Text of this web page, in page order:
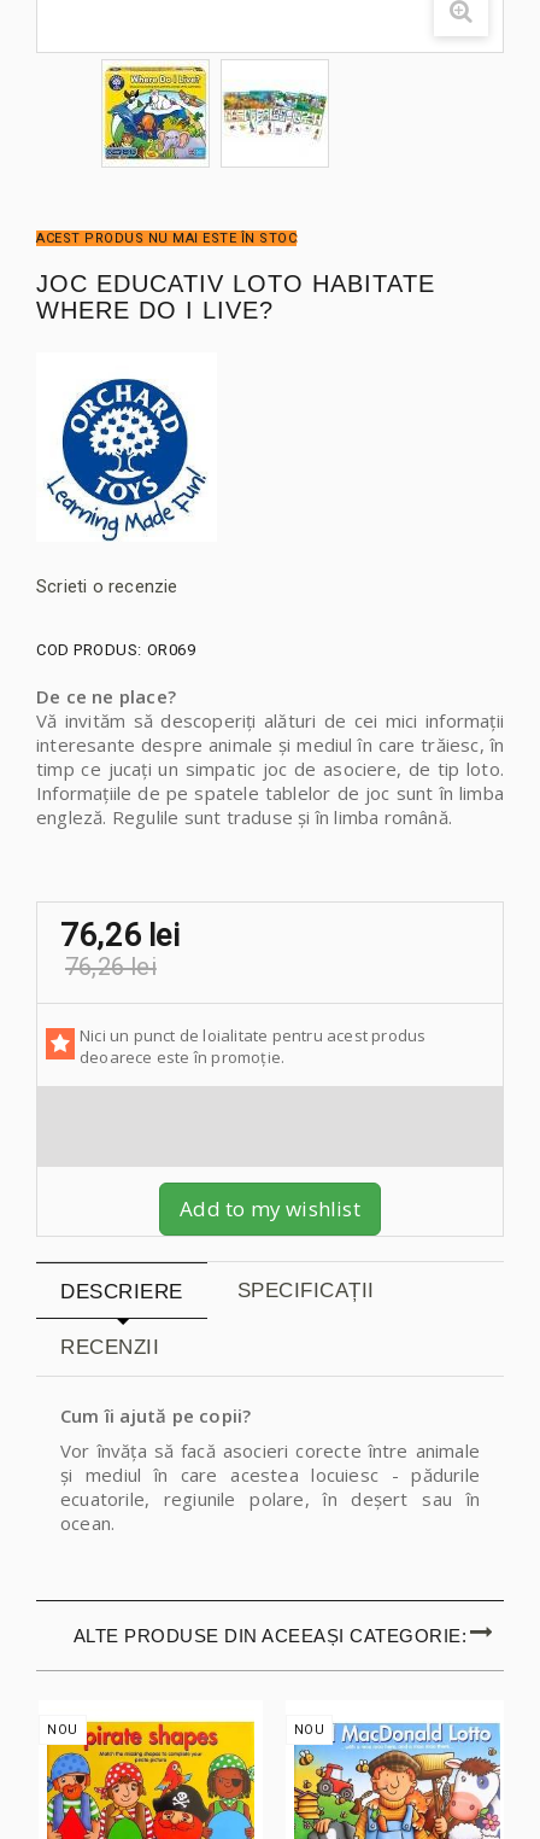
ACEST PRODUS NU MAI ESTE ÎN STOC
JOC EDUCATIV LOTO HABITATE
WHERE DO I LIVE?
Scrieti o recenzie
COD PRODUS: OR069
De ce ne place?
Vă invităm să descoperiți alături de cei mici informații
interesante despre animale și mediul în care trăiesc, în
timp ce jucați un simpatic joc de asociere, de tip loto.
Informațiile de pe spatele tablelor de joc sunt în limba
engleză. Regulile sunt traduse și în limba română.
76,26 lei
76,26 lei
Nici un punct de loialitate pentru acest produs
deoarece este în promoție.
Add to my wishlist
DESCRIERE SPECIFICAȚII
RECENZII
Cum îi ajută pe copii?
Vor învăța să facă asocieri corecte între animale
și mediul în care acestea locuiesc - pădurile
ecuatorile, regiunile polare, în deșert sau în
ocean.
ALTE PRODUSE DIN ACEEAȘI CATEGORIE:
NOU NOU